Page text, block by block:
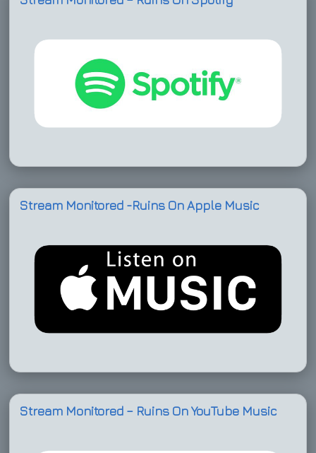
Stream Monitored -Ruins On Apple Music
Stream Monitored – Ruins On YouTube Music